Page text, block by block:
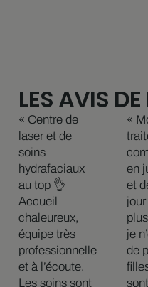
LES AVIS
« Centre de
laser et de
soins
hydrafaciaux
au top 👌
Accueil
chaleureux,
équipe très
professionnelle
et à l’écoute.
Les soins sont
«
en
et
je
de